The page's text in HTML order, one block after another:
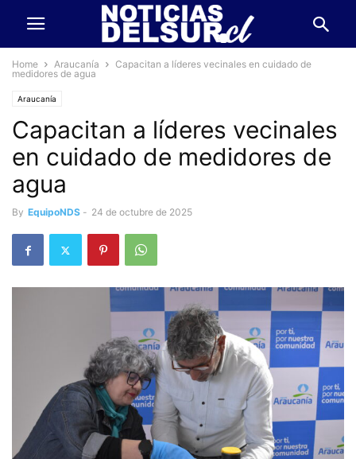
Home Araucanía
Capacitan a líderes vecinales en cuidado de
medidores de agua
Araucanía
Capacitan a líderes vecinales
en cuidado de medidores de
agua
By EquipoNDS - 24 de octubre de 2025